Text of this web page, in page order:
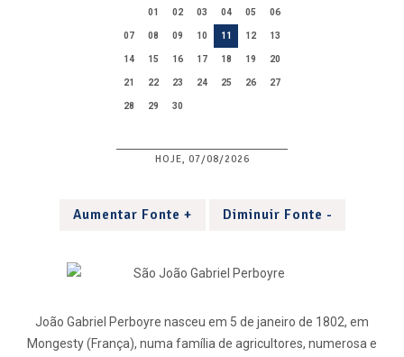
01
02 03 04 05 06
07 08 09 10 11 12 13
14 15 16 17 18 19 20
21 22 23 24 25 26 27
28 29 30
HOJE, 07/08/2026
Aumentar Fonte + Diminuir Fonte -
João Gabriel Perboyre nasceu em 5 de janeiro de 1802, em
Mongesty (França), numa família de agricultores, numerosa e